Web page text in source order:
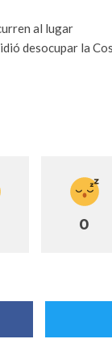
al lugar
desocupar la
0